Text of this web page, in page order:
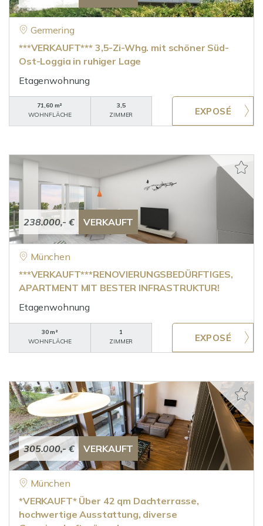
Germering
***VERKAUFT*** 3,5-Zi-Whg. mit schöner Süd-
Ost-Loggia in ruhiger Lage
Etagenwohnung
71,60 m²
WOHNFLÄCHE
3,5
ZIMMER
238.000,- € VERKAUFT
München
***VERKAUFT***RENOVIERUNGSBEDÜRFTIGES,
APARTMENT MIT BESTER INFRASTRUKTUR!
Etagenwohnung
30 m²
WOHNFLÄCHE
1
ZIMMER
305.000,- € VERKAUFT
München
*VERKAUFT* Über 42 qm Dachterrasse,
hochwertige Ausstattung, diverse